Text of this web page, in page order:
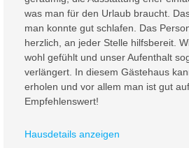
was man für den Urlaub braucht.
man konnte gut schlafen. Das
herzlich, an jeder Stelle hilfsbereit.
wohl gefühlt und unser Aufenthalt
verlängert. In diesem Gästehaus
erholen und vor allem man ist gut
Empfehlenswert!
Hausdetails anzeigen